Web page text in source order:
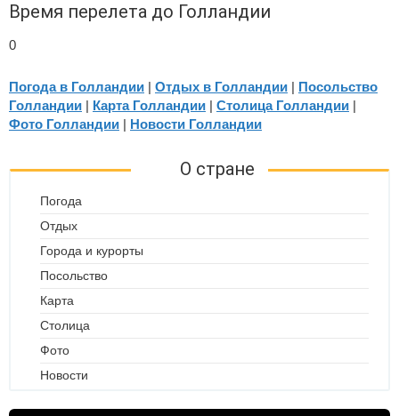
Время перелета до Голландии
0
Погода в Голландии | Отдых в Голландии | Посольство
Голландии | Карта Голландии | Столица Голландии |
Фото Голландии | Новости Голландии
О стране
Погода
Отдых
Города и курорты
Посольство
Карта
Столица
Фото
Новости